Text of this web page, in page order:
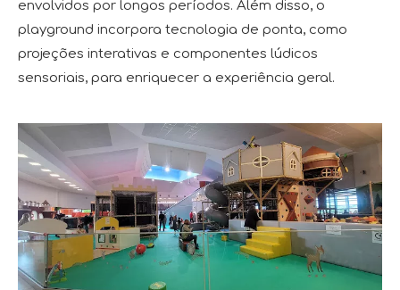
envolvidos por longos períodos. Além disso, o
playground incorpora tecnologia de ponta, como
projeções interativas e componentes lúdicos
sensoriais, para enriquecer a experiência geral.